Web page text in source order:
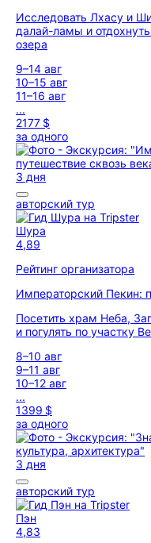
Исследовать Лхасу и
далай-ламы и
озера
9–14 авг
10–15 авг
11–16 авг
...
2177 $
за одного
3 дня
авторский тур
Шура
4,89
Рейтинг организатора
Императорский Пекин:
Посетить храм Неба,
и погулять по участку
8–10 авг
9–11 авг
10–12 авг
...
1399 $
за одного
3 дня
авторский тур
Пэн
4,83